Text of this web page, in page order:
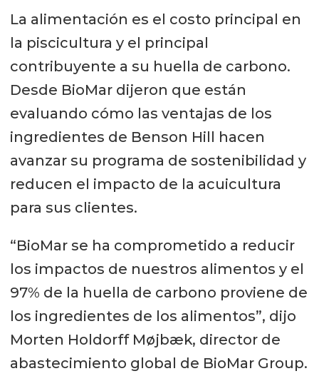
La alimentación es el costo principal en
la piscicultura y el principal
contribuyente a su huella de carbono.
Desde BioMar dijeron que están
evaluando cómo las ventajas de los
ingredientes de Benson Hill hacen
avanzar su programa de sostenibilidad y
reducen el impacto de la acuicultura
para sus clientes.
“BioMar se ha comprometido a reducir
los impactos de nuestros alimentos y el
97% de la huella de carbono proviene de
los ingredientes de los alimentos”, dijo
Morten Holdorff Møjbæk, director de
abastecimiento global de BioMar Group.